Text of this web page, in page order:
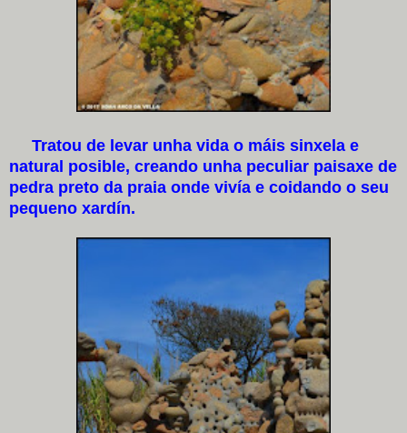
Tratou de levar unha vida o máis sinxela e
natural posible, creando unha peculiar paisaxe de
pedra preto da praia onde vivía e coidando o seu
pequeno xardín.